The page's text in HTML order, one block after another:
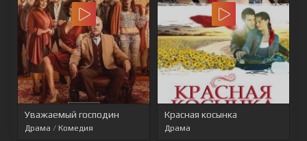
Уважаемый господин
Драма / Комедия
Красная косынка
Драма